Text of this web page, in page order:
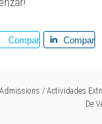
Comparte Comparte
/ Actividades
De